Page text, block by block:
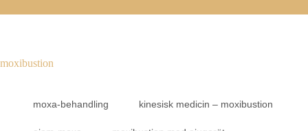
moxibustion
moxa-behandling kinesisk medicin – moxibustion